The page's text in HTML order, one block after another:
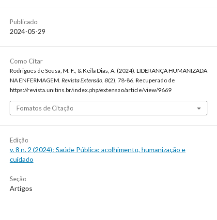
Publicado
2024-05-29
Como Citar
Rodrigues de Sousa, M. F., & Keila Dias, A. (2024). LIDERANÇA HUMANIZADA
NA ENFERMAGEM. Revista Extensão, 8(2), 78-86. Recuperado de
https://revista.unitins.br/index.php/extensao/article/view/9669
Fomatos de Citação
Edição
v. 8 n. 2 (2024): Saúde Pública: acolhimento, humanização e
cuidado
Seção
Artigos